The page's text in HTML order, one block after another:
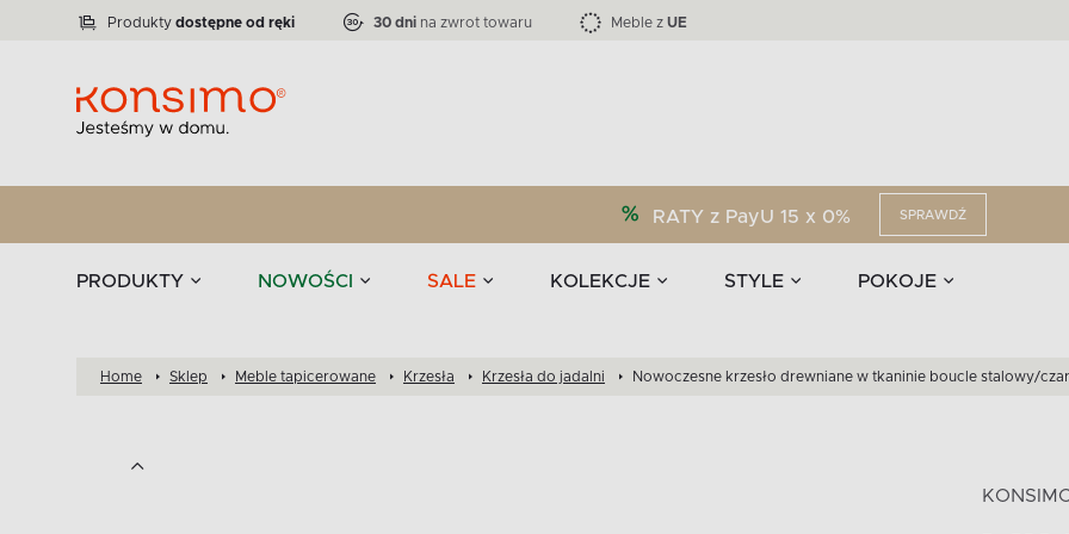
Produkty dostępne od ręki 30 dni na zwrot towaru Meble z UE
RATY z PayU 15 x 0% SPRAWDŹ
PRODUKTY NOWOŚCI SALE KOLEKCJE STYLE POKOJE
Zastawy stołowe i akcesoria
Kolekcja narożników RATLO -39 % Kolekcja mebli LOFTY -45 %
VICTO Liczba produktów:71 EPIRI Liczba produktów:
ELEGANT Liczba produktów:864 TEENS Liczba produktów:
stołowe
Home Sklep Meble tapicerowane Krzesła Krzesła do jadalni Nowoczesne krzesło drewniane w tkaninie boucle stalowy/